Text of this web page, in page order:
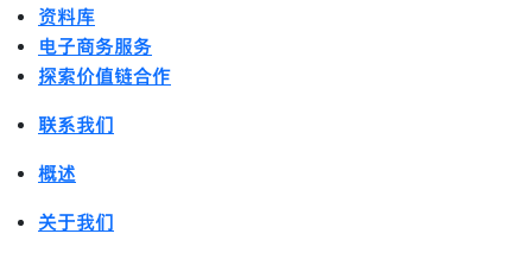
资料库
电子商务服务
探索价值链合作
联系我们
概述
关于我们